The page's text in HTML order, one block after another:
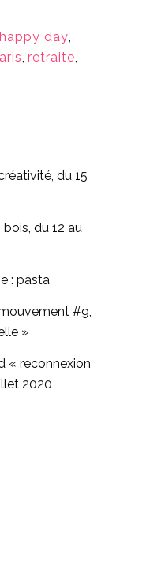
happy day,
, retraite,
du 15
du 12 au
: pasta
#9,
»
« reconnexion
2020